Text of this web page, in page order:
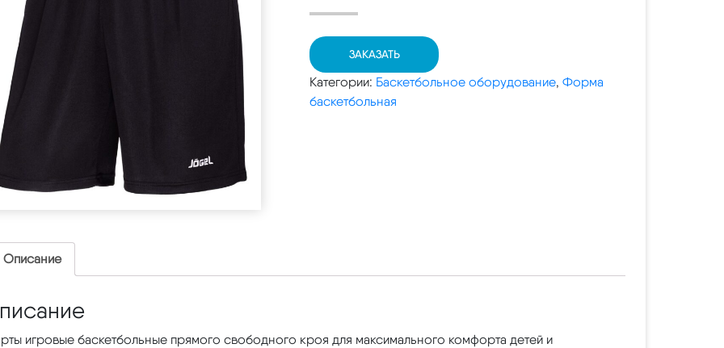
ЗАКАЗАТЬ
Категории: Баскетбольное оборудование, Форма
баскетбольная
Описание
игровые баскетбольные прямого свободного кроя для максимального комфорта детей и